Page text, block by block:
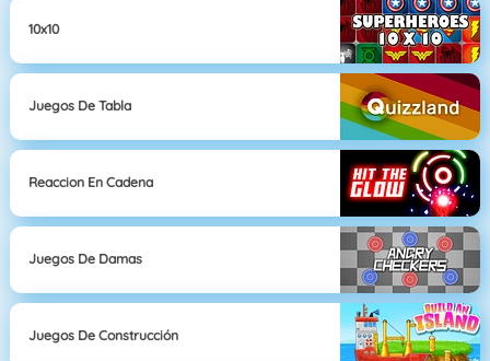
10x10
Juegos De Tabla
Reaccion En Cadena
Juegos De Damas
Juegos De Construcción